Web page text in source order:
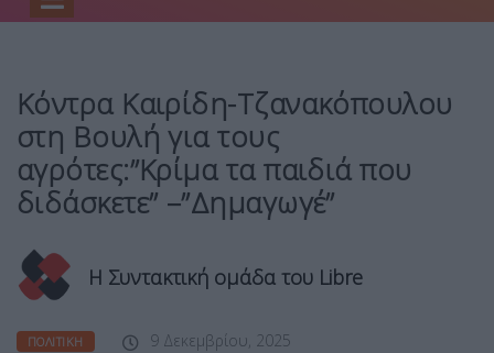
Κόντρα Καιρίδη-Τζανακόπουλου στη…
Κόντρα Καιρίδη-Τζανακόπουλου
στη Βουλή για τους
αγρότες:”Κρίμα τα παιδιά που
διδάσκετε” –”Δημαγωγέ”
Η Συντακτική ομάδα του Libre
ΠΟΛΙΤΙΚΉ 9 Δεκεμβρίου, 2025